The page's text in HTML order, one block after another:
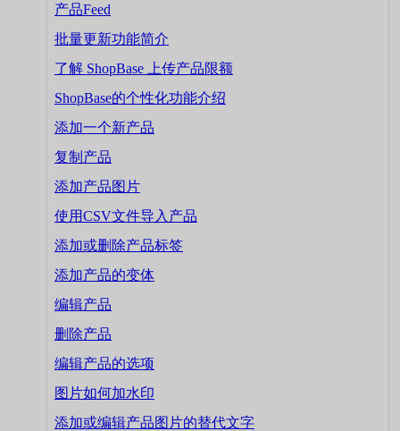
产品Feed
批量更新功能简介
了解 ShopBase 上传产品限额
ShopBase的个性化功能介绍
添加一个新产品
复制产品
添加产品图片
使用CSV文件导入产品
添加或删除产品标签
添加产品的变体
编辑产品
删除产品
编辑产品的选项
图片如何加水印
添加或编辑产品图片的替代文字